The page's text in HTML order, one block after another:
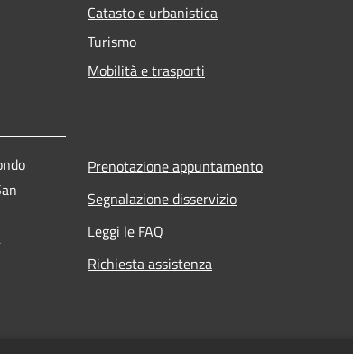
Catasto e urbanistica
Turismo
Mobilità e trasporti
Prenotazione appuntamento
Segnalazione disservizio
Leggi le FAQ
Richiesta assistenza